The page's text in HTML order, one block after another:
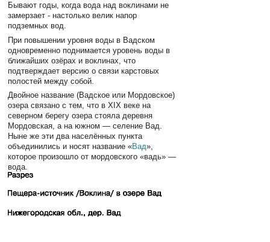
Бывают годы, когда вода над воклинами не
замерзает - настолько велик напор
подземных вод.
При повышении уровня воды в Вадском
одновременно поднимается уровень воды в
ближайших озёрах и воклинах, что
подтверждает версию о связи карстовых
полостей между собой.
Двойное название (Вадское или Мордовское)
озера связано с тем, что в XIX веке на
северном берегу озера стояла деревня
Мордовская, а на южном — селение Вад.
Ныне же эти два населённых пункта
объединились и носят название «Вад»,
которое произошло от мордовского «вадь» —
вода.